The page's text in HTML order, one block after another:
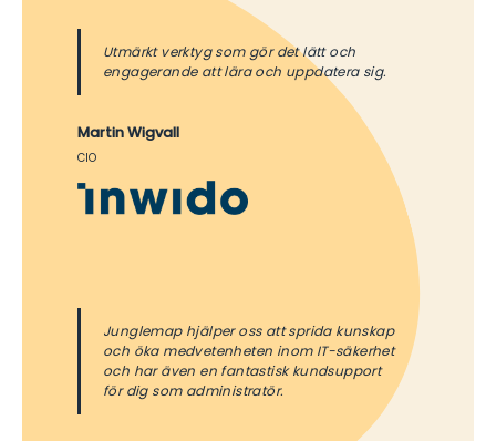
Utmärkt verktyg som gör det lätt och
engagerande att lära och uppdatera sig.
Martin Wigvall
CIO
Junglemap hjälper oss att sprida kunskap
och öka medvetenheten inom IT-säkerhet
och har även en fantastisk kundsupport
för dig som administratör.